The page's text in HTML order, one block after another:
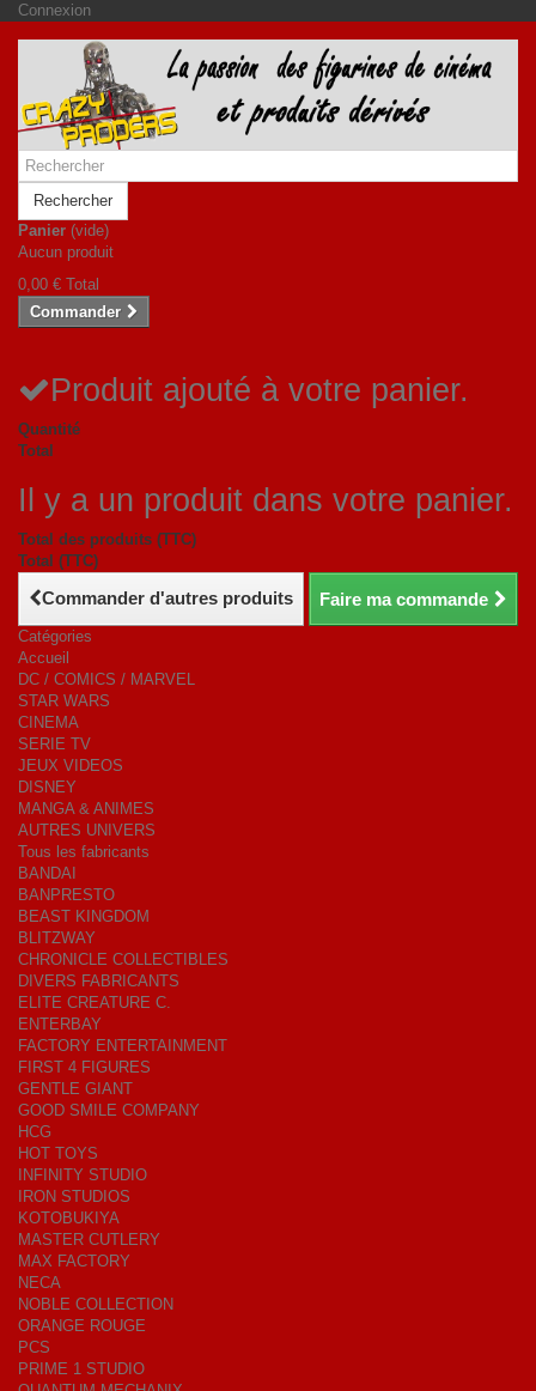
Connexion
Rechercher
Panier (vide)
Aucun produit
0,00 € Total
Commander
Produit ajouté à votre panier.
Quantité
Total
Il y a un produit dans votre panier.
Total des produits (TTC)
Total (TTC)
Commander d'autres produits Faire ma commande
Catégories
Accueil
DC / COMICS / MARVEL
STAR WARS
CINEMA
SERIE TV
JEUX VIDEOS
DISNEY
MANGA & ANIMES
AUTRES UNIVERS
Tous les fabricants
BANDAI
BANPRESTO
BEAST KINGDOM
BLITZWAY
CHRONICLE COLLECTIBLES
DIVERS FABRICANTS
ELITE CREATURE C.
ENTERBAY
FACTORY ENTERTAINMENT
FIRST 4 FIGURES
GENTLE GIANT
GOOD SMILE COMPANY
HCG
HOT TOYS
INFINITY STUDIO
IRON STUDIOS
KOTOBUKIYA
MASTER CUTLERY
MAX FACTORY
NECA
NOBLE COLLECTION
ORANGE ROUGE
PCS
PRIME 1 STUDIO